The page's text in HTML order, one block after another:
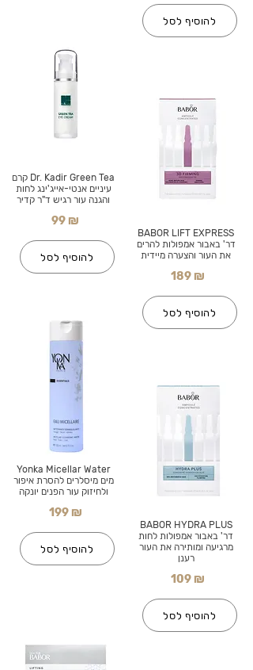
Dr. Kadir Green Tea קרם
עיניים אנטי-אייג'ינג לחות
והגנה עור רגיש ד"ר קדיר
99 ₪
להוסיף לסל
Yonka Micellar Water
מים מיסלרים להסרת איפור
ולחיזוק עור הפנים יונקה
199 ₪
להוסיף לסל
להוסיף לסל
BABOR LIFT EXPRESS
דר' באבור אמפולות להרים
את העור והצערה מיידית
189 ₪
להוסיף לסל
BABOR HYDRA PLUS
דר' באבור אמפולות לחות
מרגיעה ומותירה את העור
רענן
109 ₪
להוסיף לסל